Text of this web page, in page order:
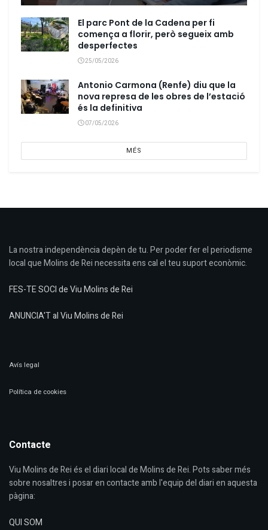
El parc Pont de la Cadena per fi
comença a florir, però segueix amb
desperfectes
25/05/2026
Antonio Carmona (Renfe) diu que la
nova represa de les obres de l’estació
és la definitiva
07/05/2026
MÉS
La nostra independència depèn de tu. Per poder fer el periodisme
local que Molins de Rei necessita ens cal el teu suport econòmic.
FES-TE SOCI de Viu Molins de Rei
ANUNCIA'T al Viu Molins de Rei
Avís legal
Política de cookies
Contacte
Viu Molins de Rei és el diari local de Molins de Rei. Pots saber més
sobre nosaltres i posar en contacte amb l'equip del diari en aquesta
pàgina:
QUI SOM